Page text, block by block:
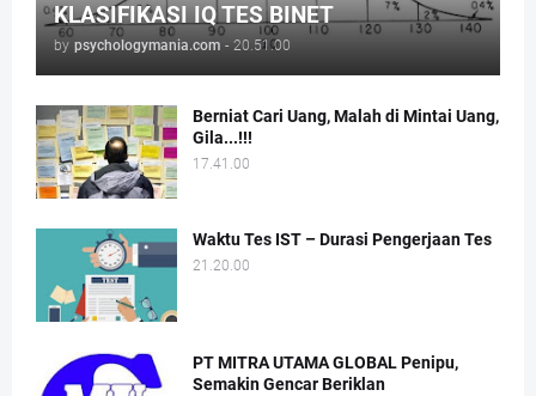
KLASIFIKASI IQ TES BINET
by psychologymania.com - 20.51.00
Berniat Cari Uang, Malah di Mintai Uang,
Gila...!!!
17.41.00
Waktu Tes IST – Durasi Pengerjaan Tes
21.20.00
PT MITRA UTAMA GLOBAL Penipu,
Semakin Gencar Beriklan